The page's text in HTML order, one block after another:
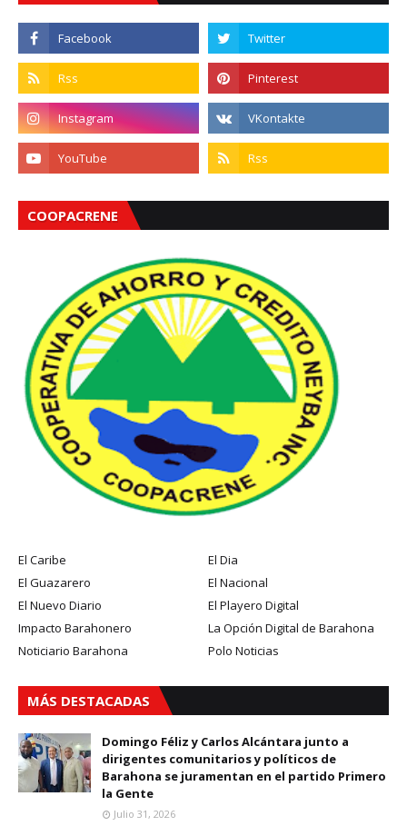
COOPACRENE
El Caribe
El Dia
El Guazarero
El Nacional
El Nuevo Diario
El Playero Digital
Impacto Barahonero
La Opción Digital de Barahona
Noticiario Barahona
Polo Noticias
MÁS DESTACADAS
Domingo Féliz y Carlos Alcántara junto a
dirigentes comunitarios y políticos de
Barahona se juramentan en el partido Primero
la Gente
Julio 31, 2026